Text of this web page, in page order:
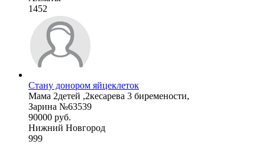
1452
Стану донором яйцеклеток
Мама 2детей ,2кесарева 3 биремености,
Зарина №63539
90000 руб.
Нижний Новгород
999